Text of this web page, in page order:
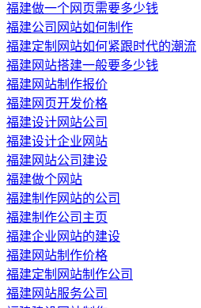
福建做一个网页需要多少钱
福建公司网站如何制作
福建定制网站如何紧跟时代的潮流
福建网站搭建一般要多少钱
福建网站制作报价
福建网页开发价格
福建设计网站公司
福建设计企业网站
福建网站公司建设
福建做个网站
福建制作网站的公司
福建制作公司主页
福建企业网站的建设
福建网站制作价格
福建定制网站制作公司
福建网站服务公司